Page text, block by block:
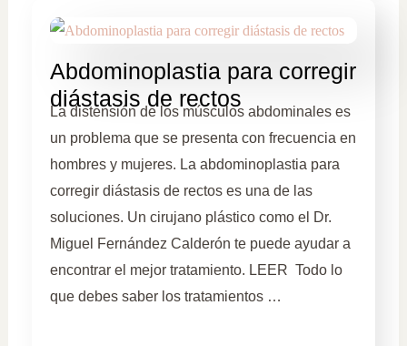
Abdominoplastia para corregir
diástasis de rectos
La distensión de los músculos abdominales es
un problema que se presenta con frecuencia en
hombres y mujeres. La abdominoplastia para
corregir diástasis de rectos es una de las
soluciones. Un cirujano plástico como el Dr.
Miguel Fernández Calderón te puede ayudar a
encontrar el mejor tratamiento. LEER Todo lo
que debes saber los tratamientos …